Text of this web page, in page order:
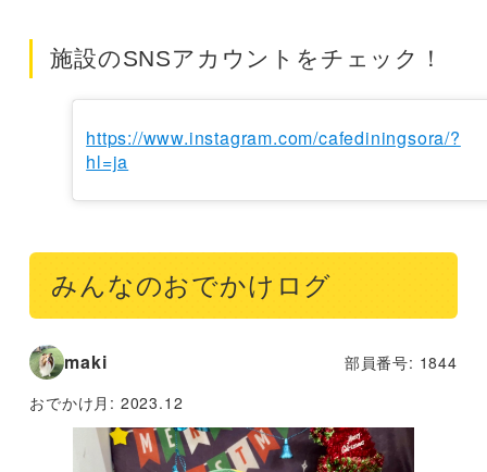
施設のSNSアカウントをチェック！
https://www.instagram.com/cafediningsora/?
hl=ja
みんなのおでかけログ
maki
部員番号: 1844
おでかけ月: 2023.12